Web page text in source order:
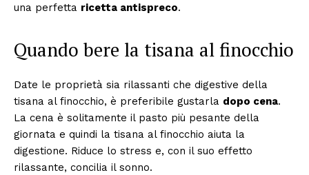
una perfetta ricetta antispreco.
Quando bere la tisana al finocchio
Date le proprietà sia rilassanti che digestive della
tisana al finocchio, è preferibile gustarla dopo cena.
La cena è solitamente il pasto più pesante della
giornata e quindi la tisana al finocchio aiuta la
digestione. Riduce lo stress e, con il suo effetto
rilassante, concilia il sonno.